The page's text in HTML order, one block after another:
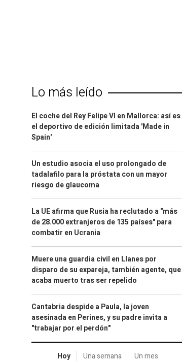
Lo más leído
El coche del Rey Felipe VI en Mallorca: así es
el deportivo de edición limitada 'Made in
Spain'
Un estudio asocia el uso prolongado de
tadalafilo para la próstata con un mayor
riesgo de glaucoma
La UE afirma que Rusia ha reclutado a "más
de 28.000 extranjeros de 135 países" para
combatir en Ucrania
Muere una guardia civil en Llanes por
disparo de su expareja, también agente, que
acaba muerto tras ser repelido
Cantabria despide a Paula, la joven
asesinada en Perines, y su padre invita a
"trabajar por el perdón"
Hoy Una semana Un mes